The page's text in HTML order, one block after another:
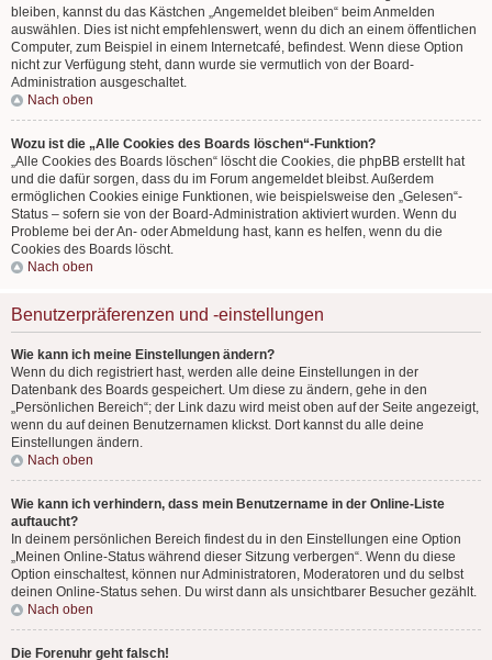
bleiben, kannst du das Kästchen „Angemeldet bleiben“ beim Anmelden
auswählen. Dies ist nicht empfehlenswert, wenn du dich an einem öffentlichen
Computer, zum Beispiel in einem Internetcafé, befindest. Wenn diese Option
nicht zur Verfügung steht, dann wurde sie vermutlich von der Board-
Administration ausgeschaltet.
Nach oben
Wozu ist die „Alle Cookies des Boards löschen“-Funktion?
„Alle Cookies des Boards löschen“ löscht die Cookies, die phpBB erstellt hat
und die dafür sorgen, dass du im Forum angemeldet bleibst. Außerdem
ermöglichen Cookies einige Funktionen, wie beispielsweise den „Gelesen“-
Status – sofern sie von der Board-Administration aktiviert wurden. Wenn du
Probleme bei der An- oder Abmeldung hast, kann es helfen, wenn du die
Cookies des Boards löscht.
Nach oben
Benutzerpräferenzen und -einstellungen
Wie kann ich meine Einstellungen ändern?
Wenn du dich registriert hast, werden alle deine Einstellungen in der
Datenbank des Boards gespeichert. Um diese zu ändern, gehe in den
„Persönlichen Bereich“; der Link dazu wird meist oben auf der Seite angezeigt,
wenn du auf deinen Benutzernamen klickst. Dort kannst du alle deine
Einstellungen ändern.
Nach oben
Wie kann ich verhindern, dass mein Benutzername in der Online-Liste
auftaucht?
In deinem persönlichen Bereich findest du in den Einstellungen eine Option
„Meinen Online-Status während dieser Sitzung verbergen“. Wenn du diese
Option einschaltest, können nur Administratoren, Moderatoren und du selbst
deinen Online-Status sehen. Du wirst dann als unsichtbarer Besucher gezählt.
Nach oben
Die Forenuhr geht falsch!